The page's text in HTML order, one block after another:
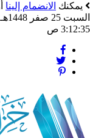
يمكنك الانضمام إلينا
السبت 25 صفر 1448هـ & 8 أغسطس 2026م
3:12:37 ص